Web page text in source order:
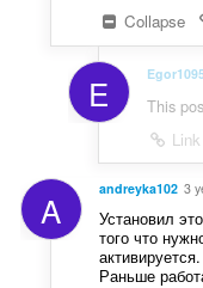
Collapse
E
This
Link
A andreyka102 3
Установил
того что
активируется.
Раньше